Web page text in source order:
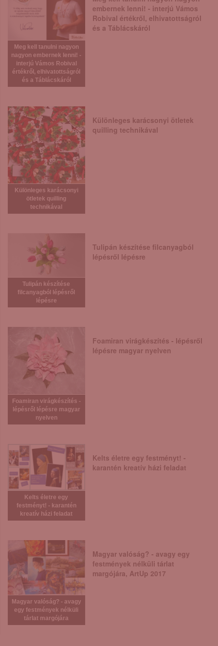
Meg kell tanulni nagyon
nagyon embernek lenni! -
interjú Vámos Robival
értékről, elhivatottságról
és a Táblácskáról
embernek lenni! - interjú Vámos
Robival értékről, elhivatottságról
és a Táblácskáról
Különleges karácsonyi
ötletek quilling
technikával
Különleges karácsonyi ötletek
quilling technikával
Tulipán készítése
filcanyagból lépésről
lépésre
Tulipán készítése filcanyagból
lépésről lépésre
Foamiran virágkészítés -
lépésről lépésre magyar
nyelven
Foamiran virágkészítés - lépésről
lépésre magyar nyelven
Kelts életre egy
festményt! - karantén
kreatív házi feladat
Kelts életre egy festményt! -
karantén kreatív házi feladat
Magyar valóság? - avagy
egy festmények nélküli
tárlat margójára
Magyar valóság? - avagy egy
festmények nélküli tárlat
margójára, ArtUp 2017